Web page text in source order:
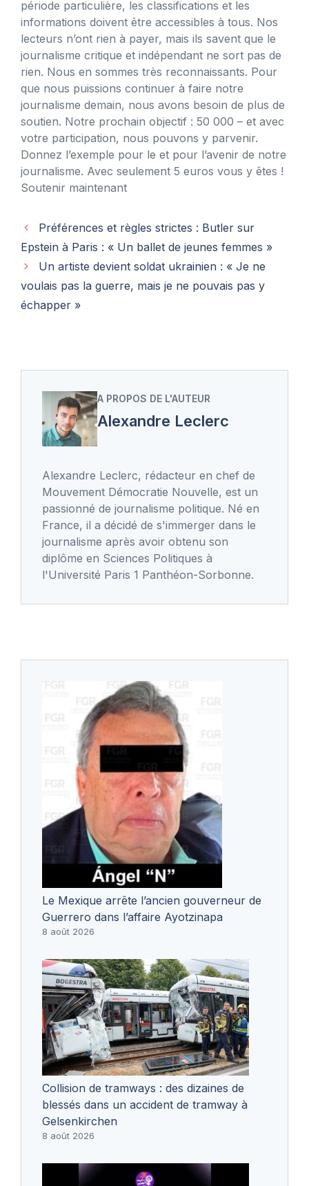
période particulière, les classifications et les
informations doivent être accessibles à tous. Nos
lecteurs n’ont rien à payer, mais ils savent que le
journalisme critique et indépendant ne sort pas de
rien. Nous en sommes très reconnaissants. Pour
que nous puissions continuer à faire notre
journalisme demain, nous avons besoin de plus de
soutien. Notre prochain objectif : 50 000 – et avec
votre participation, nous pouvons y parvenir.
Donnez l’exemple pour le et pour l’avenir de notre
journalisme. Avec seulement 5 euros vous y êtes !
Soutenir maintenant
Préférences et règles strictes : Butler sur
Epstein à Paris : « Un ballet de jeunes femmes »
Un artiste devient soldat ukrainien : « Je ne
voulais pas la guerre, mais je ne pouvais pas y
échapper »
A PROPOS DE L'AUTEUR
Alexandre Leclerc
Alexandre Leclerc, rédacteur en chef de
Mouvement Démocratie Nouvelle, est un
passionné de journalisme politique. Né en
France, il a décidé de s'immerger dans le
journalisme après avoir obtenu son
diplôme en Sciences Politiques à
l'Université Paris 1 Panthéon-Sorbonne.
Le Mexique arrête l’ancien gouverneur de
Guerrero dans l’affaire Ayotzinapa
8 août 2026
Collision de tramways : des dizaines de
blessés dans un accident de tramway à
Gelsenkirchen
8 août 2026